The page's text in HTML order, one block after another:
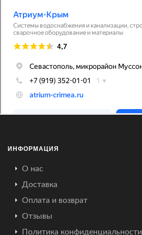
ИНФОРМАЦИЯ
О нас
Доставка
Оплата и возврат
Отзывы
Политика конфиденциальности